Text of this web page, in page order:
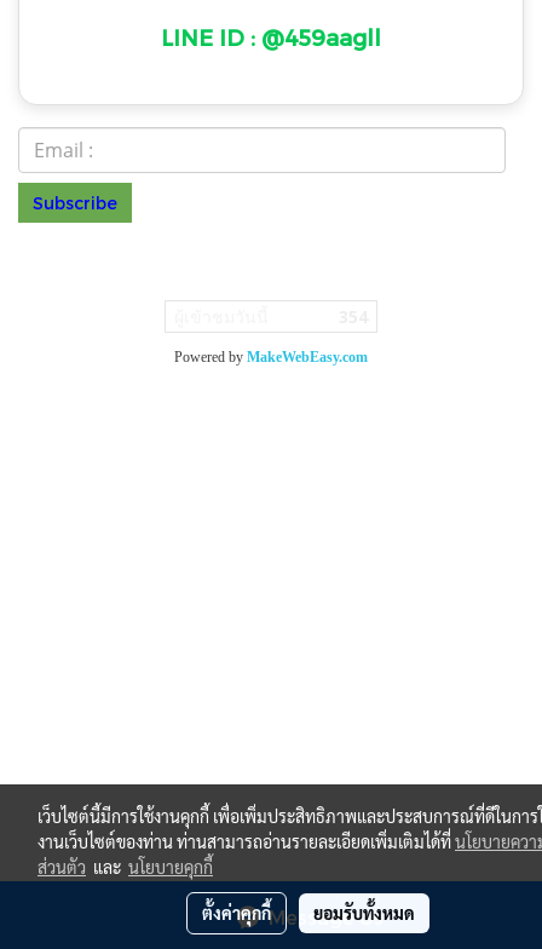
Message Us
LINE ID : @459aagll
Subscribe
Powered by MakeWebEasy.com
เว็บไซต์นี้มีการใช้งานคุกกี้ เพื่อเพิ่มประสิทธิภาพและประสบการณ์ที่ดีในการ
งานเว็บไซต์ของท่าน ท่านสามารถอ่านรายละเอียดเพิ่มเติมได้ที่นโยบายควา
ส่วนตัว และ นโยบายคุกกี้
ตั้งค่าคุกกี้ ยอมรับทั้งหมด